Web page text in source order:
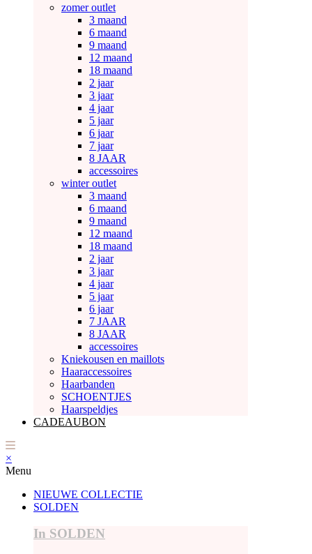
zomer outlet
3 maand
6 maand
9 maand
12 maand
18 maand
2 jaar
3 jaar
4 jaar
5 jaar
6 jaar
7 jaar
8 JAAR
accessoires
winter outlet
3 maand
6 maand
9 maand
12 maand
18 maand
2 jaar
3 jaar
4 jaar
5 jaar
6 jaar
7 JAAR
8 JAAR
accessoires
Kniekousen en maillots
Haaraccessoires
Haarbanden
SCHOENTJES
Haarspeldjes
CADEAUBON
×
Menu
NIEUWE COLLECTIE
SOLDEN
In SOLDEN